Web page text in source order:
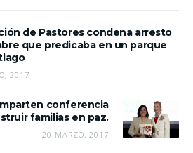
de Pastores condena arresto
que predicaba en un parque
2017
conferencia
familias en paz.
20 MARZO, 2017